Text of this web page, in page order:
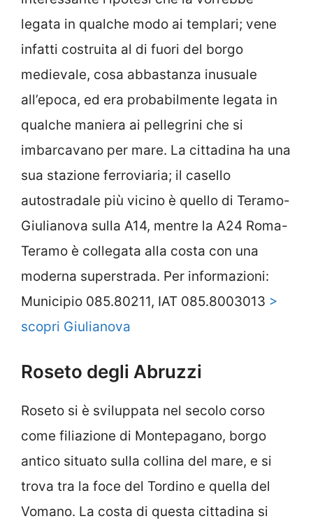
legata in qualche modo ai templari; vene
infatti costruita al di fuori del borgo
medievale, cosa abbastanza inusuale
all’epoca, ed era probabilmente legata in
qualche maniera ai pellegrini che si
imbarcavano per mare. La cittadina ha una
sua stazione ferroviaria; il casello
autostradale più vicino è quello di Teramo-
Giulianova sulla A14, mentre la A24 Roma-
Teramo è collegata alla costa con una
moderna superstrada. Per informazioni:
Municipio 085.80211, IAT 085.8003013 >
scopri Giulianova
Roseto degli Abruzzi
Roseto si è sviluppata nel secolo corso
come filiazione di Montepagano, borgo
antico situato sulla collina del mare, e si
trova tra la foce del Tordino e quella del
Vomano. La costa di questa cittadina si